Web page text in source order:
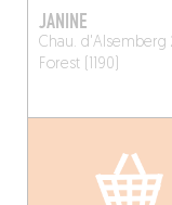
JANINE
Chau. d'Alsemberg
Forest (1190)